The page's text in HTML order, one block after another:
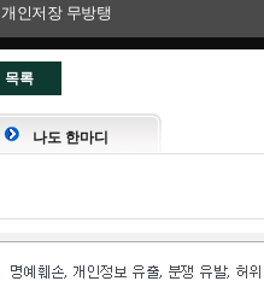
개인저장 무방탱
목록
으로
나도 한마디